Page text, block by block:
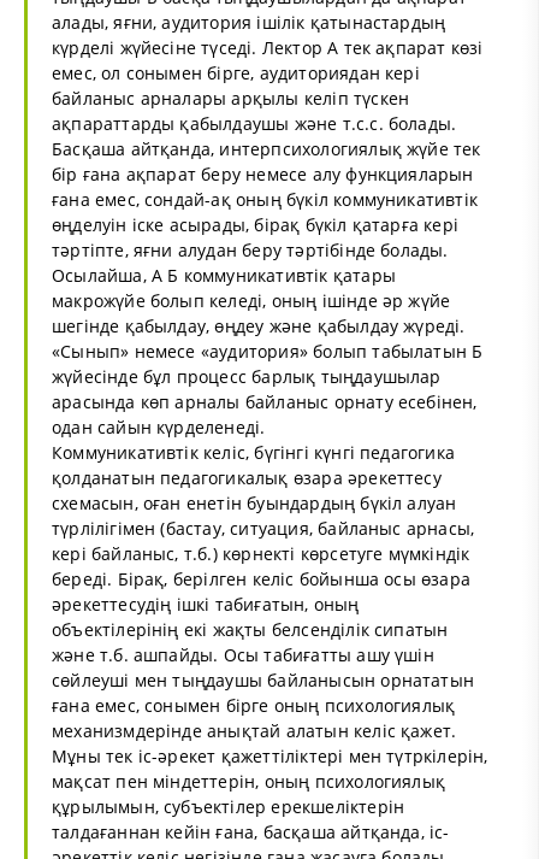
алады, яғни, аудитория ішілік қатынастардың
күрделі жүйесіне түседі. Лектор А тек ақпарат көзі
емес, ол сонымен бірге, аудиториядан кері
байланыс арналары арқылы келіп түскен
ақпараттарды қабылдаушы және т.с.с. болады.
Басқаша айтқанда, интерпсихологиялық жүйе тек
бір ғана ақпарат беру немесе алу функцияларын
ғана емес, сондай-ақ оның бүкіл коммуникативтік
өңделуін іске асырады, бірақ бүкіл қатарға кері
тәртіпте, яғни алудан беру тәртібінде болады.
Осылайша, А Б коммуникативтік қатары
макрожүйе болып келеді, оның ішінде әр жүйе
шегінде қабылдау, өңдеу және қабылдау жүреді.
«Сынып» немесе «аудитория» болып табылатын Б
жүйесінде бұл процесс барлық тыңдаушылар
арасында көп арналы байланыс орнату есебінен,
одан сайын күрделенеді.
Коммуникативтік келіс, бүгінгі күнгі педагогика
қолданатын педагогикалық өзара әрекеттесу
схемасын, оған енетін буындардың бүкіл алуан
түрлілігімен (бастау, ситуация, байланыс арнасы,
кері байланыс, т.б.) көрнекті көрсетуге мүмкіндік
береді. Бірақ, берілген келіс бойынша осы өзара
әрекеттесудің ішкі табиғатын, оның
объектілерінің екі жақты белсенділік сипатын
және т.б. ашпайды. Осы табиғатты ашу үшін
сөйлеуші мен тыңдаушы байланысын орнататын
ғана емес, сонымен бірге оның психологиялық
механизмдерінде анықтай алатын келіс қажет.
Мұны тек іс-әрекет қажеттіліктері мен түтркілерін,
мақсат пен міндеттерін, оның психологиялық
құрылымын, субъектілер ерекшеліктерін
талдағаннан кейін ғана, басқаша айтқанда, іс-